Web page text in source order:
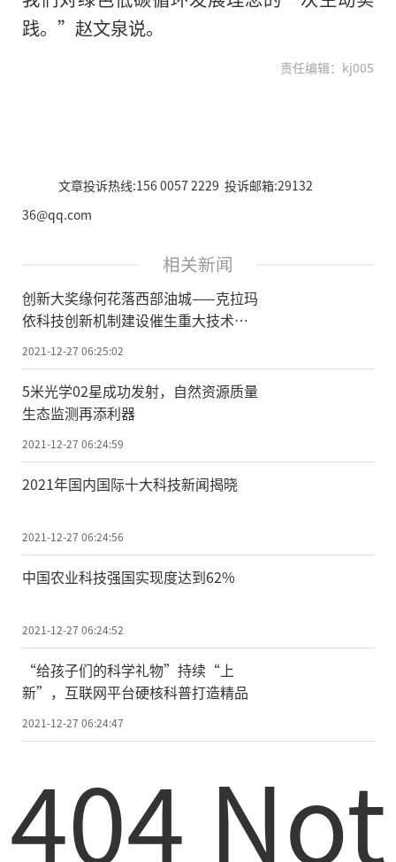
践。”赵文泉说。
责任编辑：kj005
文章投诉热线:156 0057 2229 投诉邮箱:29132
36@qq.com
相关新闻
创新大奖缘何花落西部油城——克拉玛
依科技创新机制建设催生重大技术成
果纪实
2021-12-27 06:25:02
5米光学02星成功发射，自然资源质量
生态监测再添利器
2021-12-27 06:24:59
2021年国内国际十大科技新闻揭晓
2021-12-27 06:24:56
中国农业科技强国实现度达到62%
2021-12-27 06:24:52
“给孩子们的科学礼物”持续“上
新”，互联网平台硬核科普打造精品
2021-12-27 06:24:47
404 Not